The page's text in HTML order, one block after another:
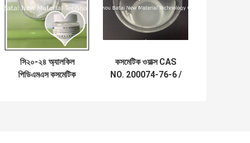
সি২০-২৪ অ্যালকিল
পিডিএমএস কসমেটিক
কসমেটিক ওয়াক্স CAS
NO. 200074-76-6 /